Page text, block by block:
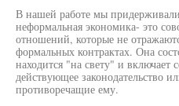
В нашей работе мы
неформальная экономика- это
отношений, которые не
формальных контрактах. Она
находится "на свету" и
действующее законодательство
противоречащие ему.